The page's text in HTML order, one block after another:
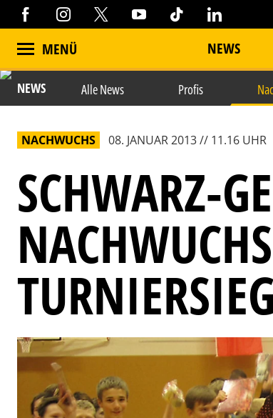
MENÜ NEWS
NEWS Alle News Profis
NACHWUCHS 08. JANUAR 2013 // 11.16 UHR
SCHWARZ-